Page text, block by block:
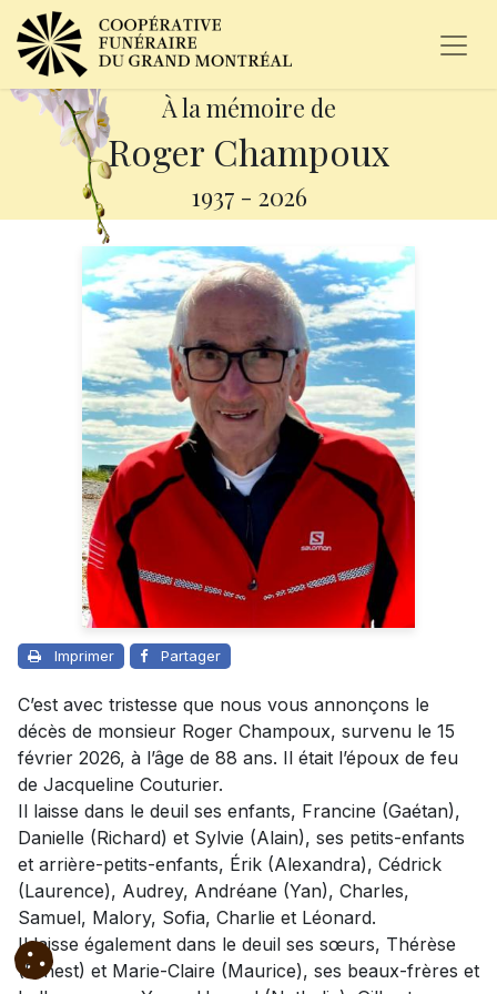
À la mémoire de
Roger Champoux
1937 - 2026
Imprimer Partager
C’est avec tristesse que nous vous annonçons le
décès de monsieur Roger Champoux, survenu le 15
février 2026, à l’âge de 88 ans. Il était l’époux de feu
de Jacqueline Couturier.
Il laisse dans le deuil ses enfants, Francine (Gaétan),
Danielle (Richard) et Sylvie (Alain), ses petits-enfants
et arrière-petits-enfants, Érik (Alexandra), Cédrick
(Laurence), Audrey, Andréane (Yan), Charles,
Samuel, Malory, Sofia, Charlie et Léonard.
Il laisse également dans le deuil ses sœurs, Thérèse
(Ernest) et Marie-Claire (Maurice), ses beaux-frères et